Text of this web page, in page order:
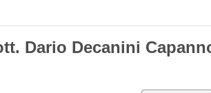
Dario Decanini